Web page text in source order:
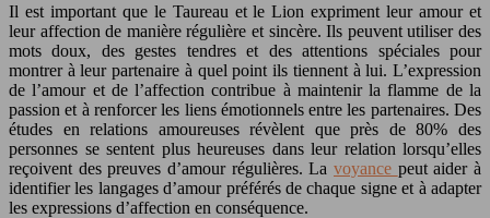
Il est important que le Taureau et le Lion expriment leur amour et
leur affection de manière régulière et sincère. Ils peuvent utiliser des
mots doux, des gestes tendres et des attentions spéciales pour
montrer à leur partenaire à quel point ils tiennent à lui. L’expression
de l’amour et de l’affection contribue à maintenir la flamme de la
passion et à renforcer les liens émotionnels entre les partenaires. Des
études en relations amoureuses révèlent que près de 80% des
personnes se sentent plus heureuses dans leur relation lorsqu’elles
reçoivent des preuves d’amour régulières. La voyance peut aider à
identifier les langages d’amour préférés de chaque signe et à adapter
les expressions d’affection en conséquence.